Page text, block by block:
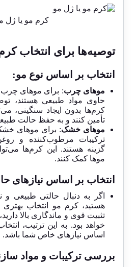
کرم مو یا ژل
توصیه‌ها برای انتخاب
انتخاب بر اساس نوع مو:
موهای چرب: برای موهای
حاوی مواد طبیعی هستند،
کرم‌ها بدون ایجاد سنگینی،
تأمین کنند و به حفظ حالت
موهای خشک: برای موهای
ترکیبات مرطوب‌کننده و
گزینه هستند. این کرم‌ها
موها کمک کنند.
انتخاب بر اساس نیازهای
اگر به دنبال حالتی طبیعی
هستید، کرم مو انتخاب بهتری
تثبیت قوی و ماندگاری بالا
خواهد بود. به این ترتیب،
اساس نیازهای خاص شما باشد.
بررسی ترکیبات و مواد